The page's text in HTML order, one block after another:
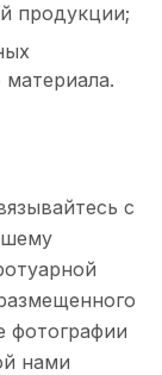
продукции;
с
фотографии
нами